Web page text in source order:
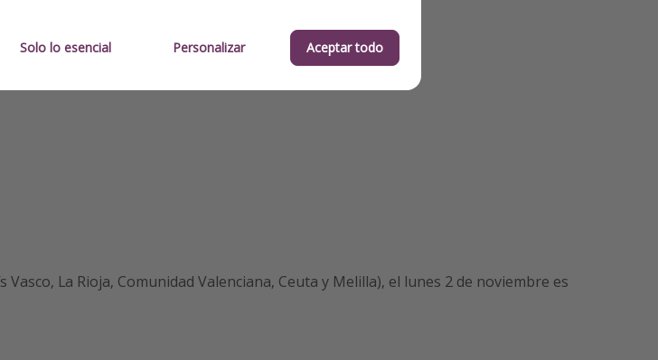
La Rioja, Comunidad Valenciana, Ceuta y Melilla), el lunes 2 de noviembre es
Solo lo esencial Personalizar Aceptar todo